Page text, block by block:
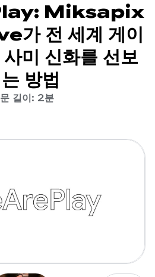
Miksapix
전 세계 게이
미 신화를 선보
방법
길이: 2분